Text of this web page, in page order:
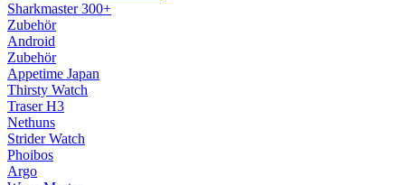
Sharkmaster 300+
Zubehör
Android
Zubehör
Appetime Japan
Thirsty Watch
Traser H3
Nethuns
Strider Watch
Phoibos
Argo